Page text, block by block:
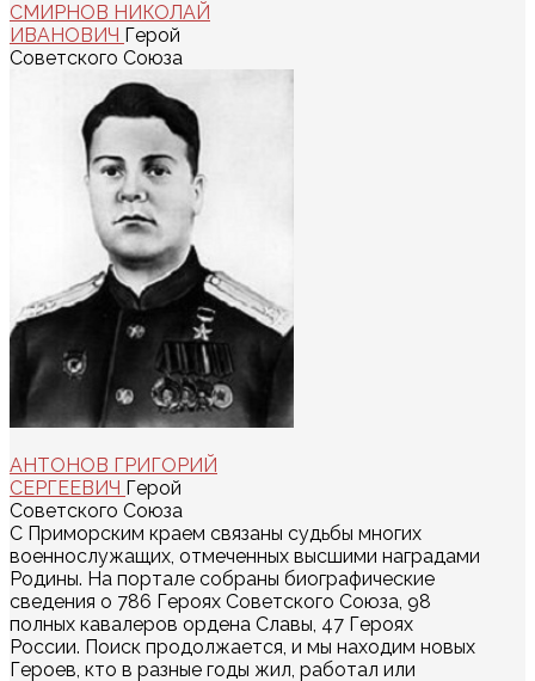
СМИРНОВ НИКОЛАЙ
ИВАНОВИЧ Герой
Советского Союза
АНТОНОВ ГРИГОРИЙ
СЕРГЕЕВИЧ Герой
Советского Союза
С Приморским краем связаны судьбы многих
военнослужащих, отмеченных высшими наградами
Родины. На портале собраны биографические
сведения о 786 Героях Советского Союза, 98
полных кавалеров ордена Славы, 47 Героях
России. Поиск продолжается, и мы находим новых
Героев, кто в разные годы жил, работал или